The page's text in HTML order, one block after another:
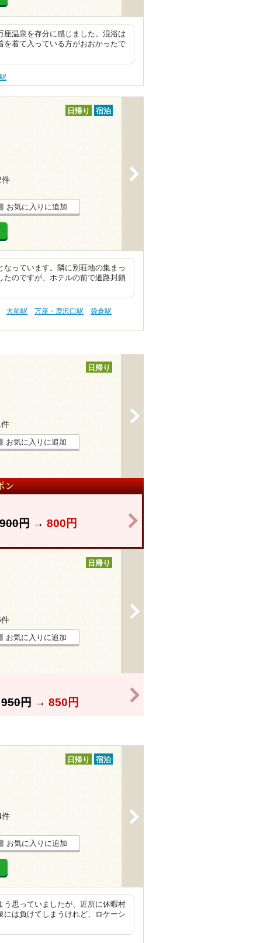
温泉を存分に感じました。混浴は
着て入っている方がおおかったで
日帰り 宿泊
お気に入りに追加
っています。隣に別荘地の集まっ
のですが、ホテルの前で道路封鎖
大前駅 万座・鹿沢口駅
袋倉駅
日帰り
お気に入りに追加
円→ 800円
日帰り
お気に入りに追加
950円→ 850円
日帰り 宿泊
お気に入りに追加
う思っていましたが、近所に休暇村
は負けてしまうけれど、ロケーシ